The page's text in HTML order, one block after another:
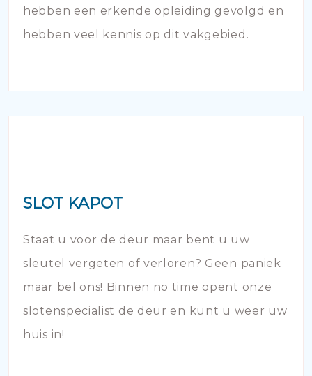
hebben een erkende opleiding gevolgd en
hebben veel kennis op dit vakgebied.
SLOT KAPOT
Staat u voor de deur maar bent u uw
sleutel vergeten of verloren? Geen paniek
maar bel ons! Binnen no time opent onze
slotenspecialist de deur en kunt u weer uw
huis in!